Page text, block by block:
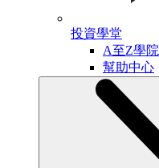
投資學堂
A至Z學院
幫助中心